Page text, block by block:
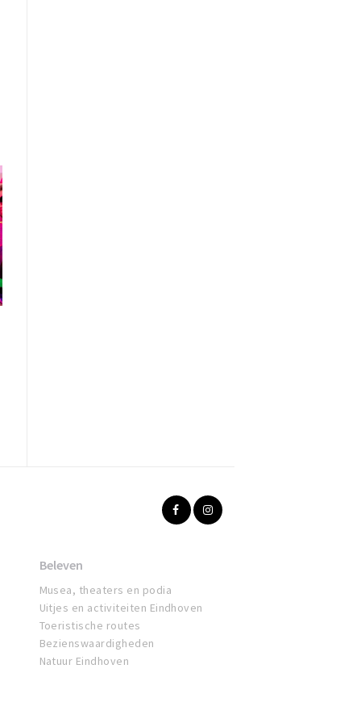
Beleven
Musea, theaters en podia
Uitjes en activiteiten Eindhoven
Toeristische routes
Bezienswaardigheden
Natuur Eindhoven